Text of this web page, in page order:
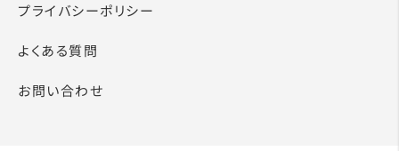
プライバシーポリシー
よくある質問
お問い合わせ